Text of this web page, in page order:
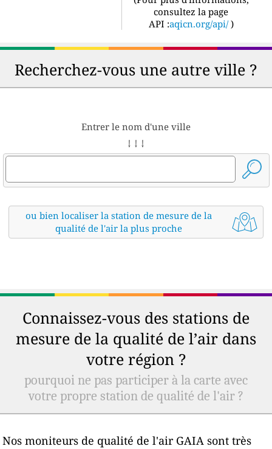
consultez la page
API :aqicn.org/api/ )
Recherchez-vous une autre ville ?
Entrer le nom d'une ville
↓ ↓ ↓
ou bien localiser la station de mesure de la
qualité de l'air la plus proche
Connaissez-vous des stations de
mesure de la qualité de l’air dans
votre région ?
pourquoi ne pas participer à la carte avec
votre propre station de qualité de l'air ?
Nos moniteurs de qualité de l'air GAIA sont très